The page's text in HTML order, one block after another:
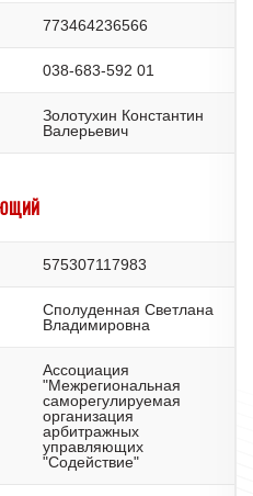
773464236566
038-683-592 01
Золотухин Константин
Валерьевич
575307117983
Сполуденная Светлана
Владимировна
Ассоциация
"Межрегиональная
саморегулируемая
организация
арбитражных
управляющих
"Содействие"